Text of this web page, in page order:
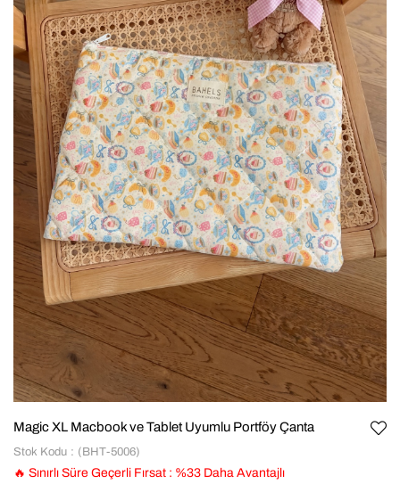
Magic XL Macbook ve Tablet Uyumlu Portföy Çanta
Stok Kodu (BHT-5006)
🔥 Sınırlı Süre Geçerli Fırsat : %33 Daha Avantajlı